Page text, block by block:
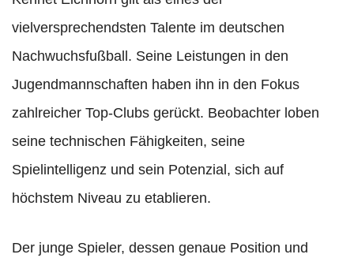
vielversprechendsten Talente im deutschen
Nachwuchsfußball. Seine Leistungen in den
Jugendmannschaften haben ihn in den Fokus
zahlreicher Top-Clubs gerückt. Beobachter loben
seine technischen Fähigkeiten, seine
Spielintelligenz und sein Potenzial, sich auf
höchstem Niveau zu etablieren.
Der junge Spieler, dessen genaue Position und